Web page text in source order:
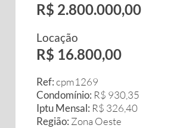
R$ 2.800.000,00
Locação
R$ 16.800,00
Ref:cpm1269
Condomínio: R$ 930,35
Iptu Mensal: R$ 326,40
Região: Zona Oeste